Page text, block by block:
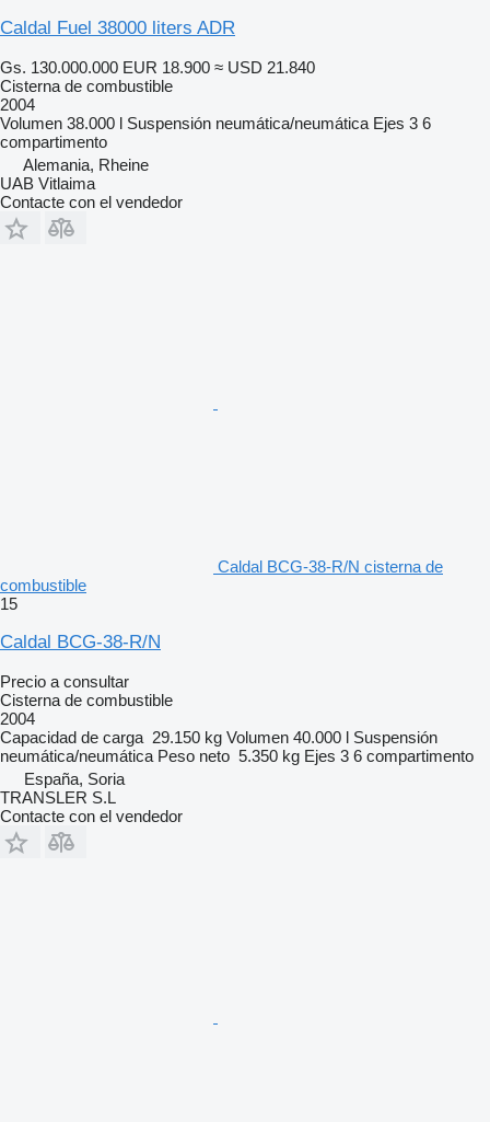
Caldal Fuel 38000 liters ADR
Gs. 130.000.000 EUR 18.900 ≈ USD 21.840
Cisterna de combustible
2004
Volumen 38.000 l Suspensión neumática/neumática Ejes 3 6
compartimento
Alemania, Rheine
UAB Vitlaima
Contacte con el vendedor
Caldal BCG-38-R/N cisterna de
combustible
15
Caldal BCG-38-R/N
Precio a consultar
Cisterna de combustible
2004
Capacidad de carga 29.150 kg Volumen 40.000 l Suspensión
neumática/neumática Peso neto 5.350 kg Ejes 3 6 compartimento
España, Soria
TRANSLER S.L
Contacte con el vendedor